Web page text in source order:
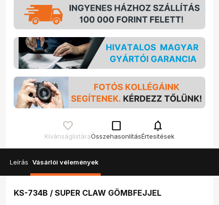
Kívánságlistára
check_box_outline_blank
Összehasonlítás
notifications
Értesítések
Leírás Vásárlói vélemények
KS-734B / SUPER CLAW GÖMBFEJJEL